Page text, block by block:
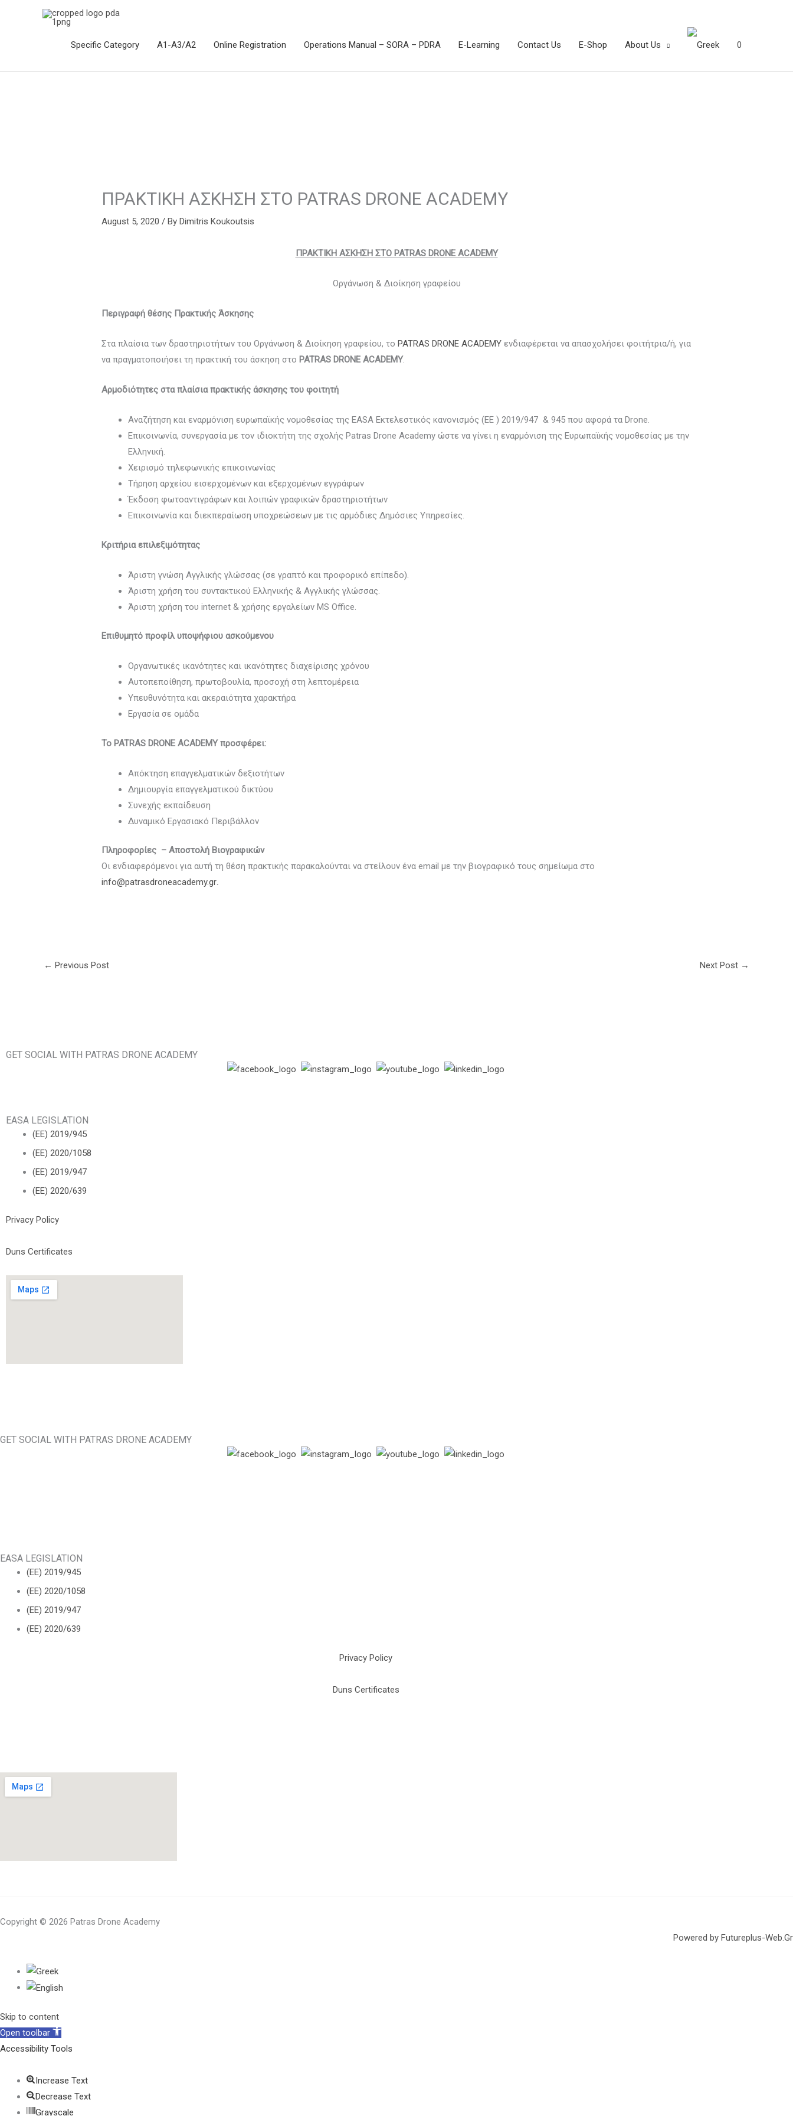
Specific Category Α1-Α3/Α2 Online Registration Operations Manual – SORA – PDRA E-Learning Contact Us E-Shop About Us 0
ΠΡΑΚΤΙΚΗ ΑΣΚΗΣΗ ΣΤΟ PATRAS DRONE ACADEMY
August 5, 2020/ ByDimitris Koukoutsis
ΠΡΑΚΤΙΚΗ ΑΣΚΗΣΗ ΣΤΟ PATRAS DRONE ACADEMY
Οργάνωση & Διοίκηση γραφείου
Περιγραφή θέσης Πρακτικής Άσκησης
Στα πλαίσια των δραστηριοτήτων του Οργάνωση & Διοίκηση γραφείου, τοPATRAS DRONE ACADEMY ενδιαφέρεται να απασχολήσει φοιτήτρια/ή, για
να πραγματοποιήσει τη πρακτική του άσκηση στο PATRAS DRONE ACADEMY.
Αρμοδιότητες στα πλαίσια πρακτικής άσκησης του φοιτητή
Αναζήτηση και εναρμόνιση ευρωπαϊκής νομοθεσίας της EASA Εκτελεστικός κανονισμός (ΕΕ ) 2019/947 & 945 που αφορά τα Drone.
Επικοινωνία, συνεργασία με τον ιδιοκτήτη της σχολής Patras Drone Academy ώστε να γίνει η εναρμόνιση της Ευρωπαϊκής νομοθεσίας με την
Ελληνική.
Χειρισμό τηλεφωνικής επικοινωνίας
Τήρηση αρχείου εισερχομένων και εξερχομένων εγγράφων
Έκδοση φωτοαντιγράφων και λοιπών γραφικών δραστηριοτήτων
Επικοινωνία και διεκπεραίωση υποχρεώσεων με τις αρμόδιες Δημόσιες Υπηρεσίες.
Κριτήρια επιλεξιμότητας
Άριστη γνώση Αγγλικής γλώσσας (σε γραπτό και προφορικό επίπεδο).
Άριστη χρήση του συντακτικού Ελληνικής & Αγγλικής γλώσσας.
Άριστη χρήση του internet & χρήσης εργαλείων MS Office.
Επιθυμητό προφίλ υποψήφιου ασκούμενου
Οργανωτικές ικανότητες και ικανότητες διαχείρισης χρόνου
Αυτοπεποίθηση, πρωτοβουλία, προσοχή στη λεπτομέρεια
Υπευθυνότητα και ακεραιότητα χαρακτήρα
Εργασία σε ομάδα
Το PATRAS DRONE ACADEMYπροσφέρει:
Απόκτηση επαγγελματικών δεξιοτήτων
Δημιουργία επαγγελματικού δικτύου
Συνεχής εκπαίδευση
Δυναμικό Εργασιακό Περιβάλλον
Πληροφορίες – Αποστολή Βιογραφικών
Οι ενδιαφερόμενοι για αυτή τη θέση πρακτικής παρακαλούνται να στείλουν ένα email με την βιογραφικό τους σημείωμα στο
info@patrasdroneacademy.gr.
← Previous Post Next Post →
GET SOCIAL WITH PATRAS DRONE ACADEMY
EASA LEGISLATION
(ΕΕ) 2019/945
(ΕΕ) 2020/1058
(ΕΕ) 2019/947
(ΕΕ) 2020/639
Privacy Policy
Duns Certificates
GET SOCIAL WITH PATRAS DRONE ACADEMY
EASA LEGISLATION
(ΕΕ) 2019/945
(ΕΕ) 2020/1058
(ΕΕ) 2019/947
(ΕΕ) 2020/639
Privacy Policy
Duns Certificates
Copyright © 2026 Patras Drone Academy
Powered by Futureplus-Web.Gr
Skip to content
Open toolbar
Accessibility Tools
Increase Text
Decrease Text
Grayscale